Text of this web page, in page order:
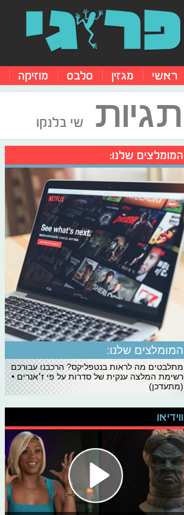
ראשי מגזין סלבס מוזיקה
תגיות שי בלנקו
המומלצים שלנו:
המומלצים שלנו:
מתלבטים מה לראות בנטפליקס? הרכבנו עבורכם
רשימת המלצה ענקית של סדרות על פי ז׳אנרים •
(מתעדכן)
ווידיאו